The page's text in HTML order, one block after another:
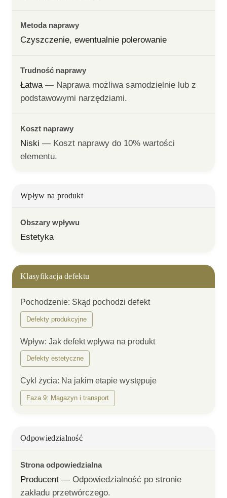
Metoda naprawy
Czyszczenie, ewentualnie polerowanie
Trudność naprawy
Łatwa — Naprawa możliwa samodzielnie lub z
podstawowymi narzędziami.
Koszt naprawy
Niski — Koszt naprawy do 10% wartości
elementu.
Wpływ na produkt
Obszary wpływu
Estetyka
Klasyfikacja defektu
Pochodzenie: Skąd pochodzi defekt
Defekty produkcyjne
Wpływ:Jak defekt wpływa na produkt
Defekty estetyczne
Cykl życia: Na jakim etapie występuje
Faza 9: Magazyn i transport
Odpowiedzialność
Strona odpowiedzialna
Producent — Odpowiedzialność po stronie
zakładu przetwórczego.